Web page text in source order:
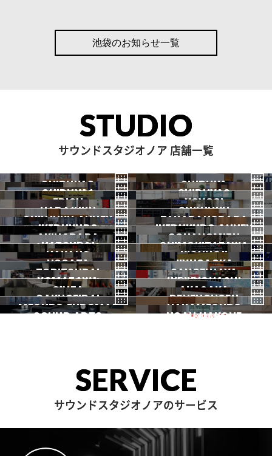
池袋のお知らせ一覧
STUDIO
サウンドスタジオノア 店舗一覧
SHIBUYA3
渋谷3号
2026.07 OPEN
SHIBUYA
渋谷本店
SHIBUYA1
渋谷1号
SHIBUYA2
渋谷2号
EBISU
恵比寿
YOYOGI
代々木
HARAJUKU
原宿
SHINJUKU
新宿
SHINJUKU ANNEX
新宿ANNEX
TAKADANOBABA
高田馬場
IKEBUKURO
池袋
IKEBUKURO ANNEX
池袋ANNEX
AKIHABARA
秋葉原
OCHANOMIZU
御茶ノ水
HATSUDAI
初台
SHIMOKITAZAWA
下北沢
NAKANO
中野
KICHIJOJI
吉祥寺
NOGATA
野方
JIYUGAOKA
自由が丘
TORITSUDAI
都立大
SANGENJAYA
三軒茶屋
KOMAZAWA
駒沢
IKEJIRIOHASHI
池尻大橋
一時閉店中
GINZA
銀座
AKASAKA
赤坂
GAKUGEIDAI
学芸大
DENENCHOFU
田園調布
MEGURO FUDOMAE NAKAMEGURO
中目黒
SOUND ARTS NOAH HAKONE
SERVICE
サウンドスタジオノアのサービス